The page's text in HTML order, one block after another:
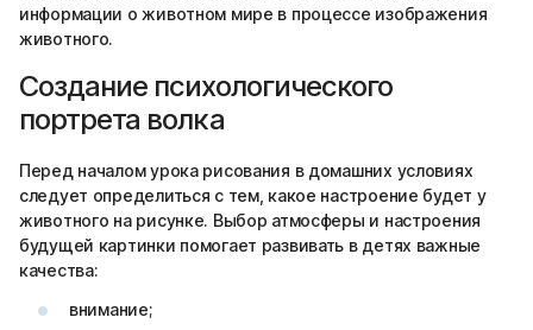
информации о животном мире в процессе изображения
животного.
Создание психологического
портрета волка
Перед началом урока рисования в домашних условиях
следует определиться с тем, какое настроение будет у
животного на рисунке. Выбор атмосферы и настроения
будущей картинки помогает развивать в детях важные
качества:
внимание;